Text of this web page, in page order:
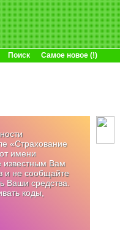
Поиск Самое новое (!)
«Страхование
имени
известным Вам
и не сообщайте
Ваши средства.
коды,